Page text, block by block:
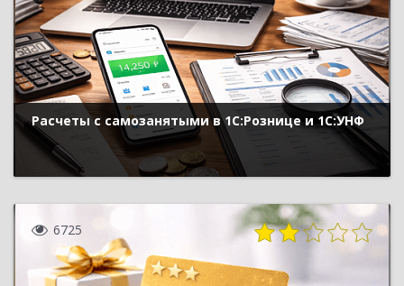
Расчеты с самозанятыми в 1С:Рознице и 1С:УНФ
6725